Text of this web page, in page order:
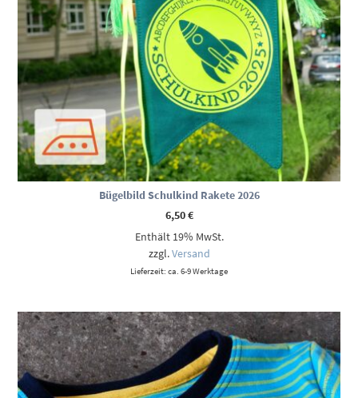
Bügelbild Schulkind Rakete 2026
6,50€
Enthält 19% MwSt.
zzgl.Versand
Lieferzeit: ca. 6-9 Werktage